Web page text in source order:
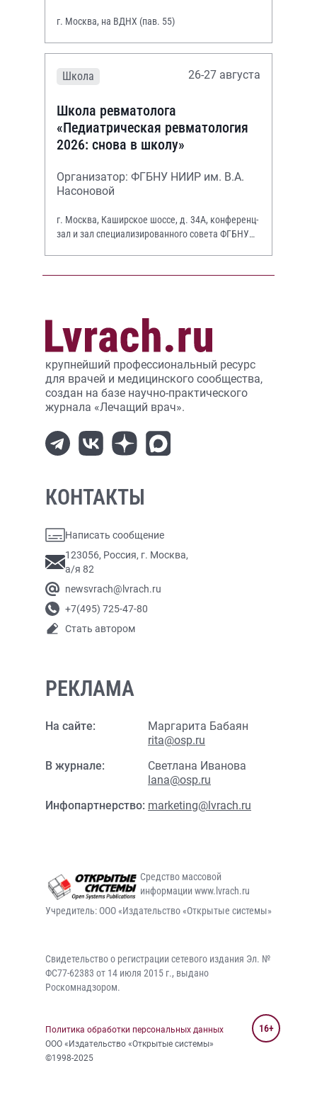
г. Москва, на ВДНХ (пав. 55)
Школа 26-27 августа
Школа ревматолога
«Педиатрическая ревматология
2026: снова в школу»
Организатор: ФГБНУ НИИР им. В.А.
Насоновой
г. Москва, Каширское шоссе, д. 34А, конференц-
зал и зал специализированного совета ФГБНУ
крупнейший профессиональный ресурс
для врачей и медицинского сообщества,
создан на базе научно-практического
журнала «Лечащий врач».
КОНТАКТЫ
Написать сообщение
123056, Россия, г. Москва,
а/я 82
newsvrach@lvrach.ru
+7(495) 725-47-80
Стать автором
РЕКЛАМА
На сайте:
Маргарита Бабаян
rita@osp.ru
В журнале:
Светлана Иванова
lana@osp.ru
Инфопартнерство: marketing@lvrach.ru
Средство массовой
информации www.lvrach.ru
Учредитель: ООО «Издательство «Открытые системы»
Свидетельство о регистрации сетевого издания Эл. №
ФС77-62383 от 14 июля 2015 г., выдано
Роскомнадзором.
Политика обработки персональных данных
ООО «Издательство «Открытые системы»
©1998-2025
16+